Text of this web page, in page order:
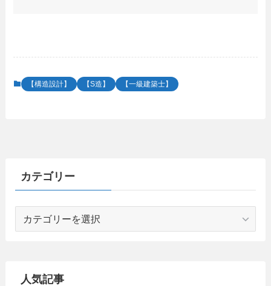
【構造設計】 【S造】 【一級建築士】
カテゴリー
人気記事